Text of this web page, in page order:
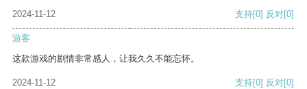
2024-11-12 支持[0] 反对[0]
游客
这款游戏的剧情非常感人，让我久久不能忘怀。
2024-11-12 支持[0] 反对[0]